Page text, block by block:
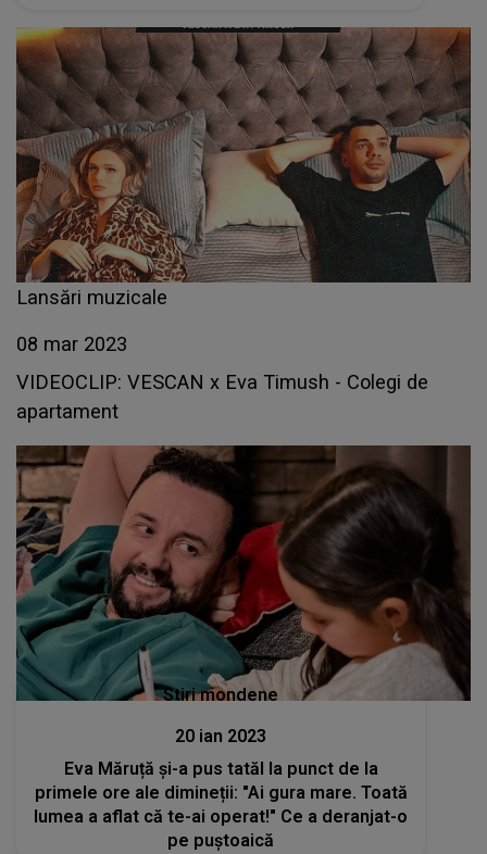
Lansări muzicale
08 mar 2023
VIDEOCLIP: VESCAN x Eva Timush - Colegi de
apartament
Stiri mondene
20 ian 2023
Eva Măruță și-a pus tatăl la punct de la
primele ore ale dimineții: "Ai gura mare. Toată
lumea a aflat că te-ai operat!" Ce a deranjat-o
pe puștoaică